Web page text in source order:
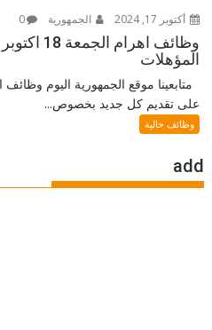
أكتوبر 17, 2024 الجمهورية 0
المؤهلات
متابعينا موقع الجمهورية اليوم
على تقديم كل جديد بخصوص...
وظائف خالية
add